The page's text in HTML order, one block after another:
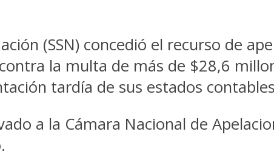
(SSN) concedió el recurso de
contra la multa de más de $28,6
tardía de sus estados
a la Cámara Nacional de